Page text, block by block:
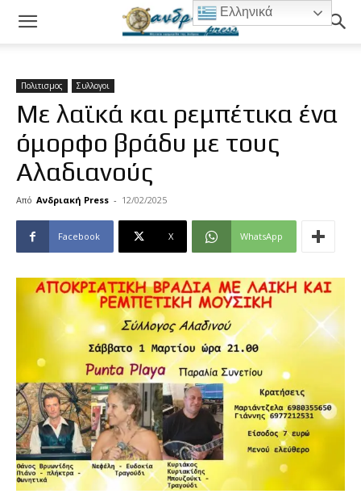
Πολιτισμος Συλλογοι
Με λαϊκά και ρεμπέτικα ένα
όμορφο βράδυ με τους
Αλαδιανούς
Από Ανδριακή Press - 12/02/2025
Facebook X WhatsApp
Ελληνικά